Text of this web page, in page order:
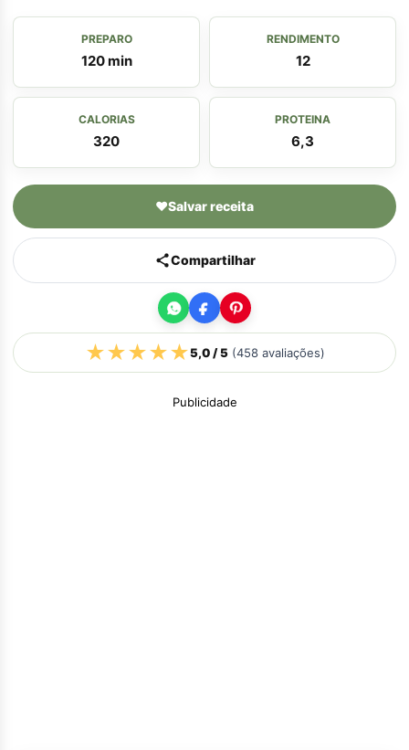
PREPARO
120 min
RENDIMENTO
12
CALORIAS
320
PROTEINA
6,3
♥Salvar receita
Compartilhar
★★★★★5,0/ 5(458avaliações)
Publicidade